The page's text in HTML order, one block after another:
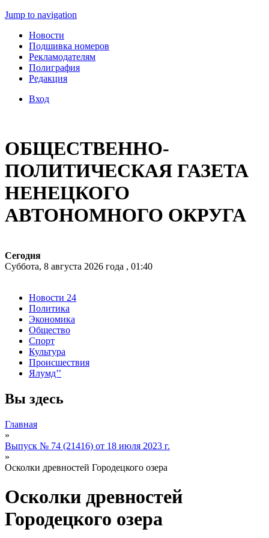
Jump to navigation
Новости
Подшивка номеров
Рекламодателям
Полиграфия
Редакция
Вход
ОБЩЕСТВЕННО-
ПОЛИТИЧЕСКАЯ ГАЗЕТА
НЕНЕЦКОГО
АВТОНОМНОГО ОКРУГА
Сегодня
Суббота, 8 августа 2026 года , 01:40
Новости 24
Политика
Экономика
Общество
Спорт
Культура
Происшествия
Ялумд’’
Вы здесь
Главная
»
Выпуск № 74 (21416) от 18 июля 2023 г.
»
Осколки древностей Городецкого озера
Осколки древностей
Городецкого озера